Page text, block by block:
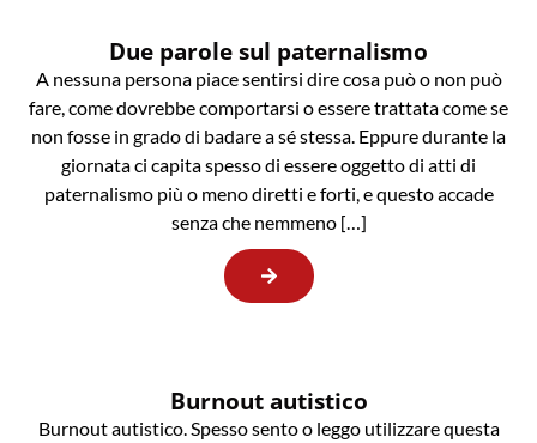
Due parole sul paternalismo
A nessuna persona piace sentirsi dire cosa può o non può
fare, come dovrebbe comportarsi o essere trattata come se
non fosse in grado di badare a sé stessa. Eppure durante la
giornata ci capita spesso di essere oggetto di atti di
paternalismo più o meno diretti e forti, e questo accade
senza che nemmeno […]
Burnout autistico
Burnout autistico. Spesso sento o leggo utilizzare questa